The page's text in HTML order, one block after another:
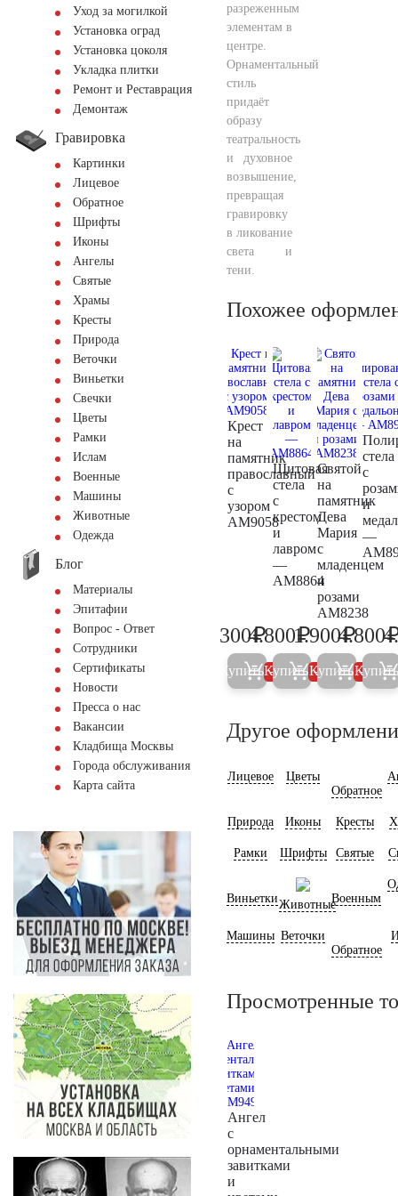
Уход за могилкой
Установка оград
Установка цоколя
Укладка плитки
Ремонт и Реставрация
Демонтаж
Гравировка
Картинки
Лицевое
Обратное
Шрифты
Иконы
Ангелы
Святые
Храмы
Кресты
Природа
Веточки
Виньетки
Свечки
Цветы
Рамки
Ислам
Военные
Машины
Животные
Одежда
Блог
Материалы
Эпитафии
Вопрос - Ответ
Сотрудники
Сертификаты
Новости
Пресса о нас
Вакансии
Кладбища Москвы
Города обслуживания
Карта сайта
разреженным
элементам в
центре.
Орнаментальный
стиль
придаёт
образу
театральность
и духовное
возвышение,
превращая
гравировку
в ликование
света и
тени.
Похожее
Крест
на
памятник
православный
с
узором
AM9058
300
300₽
Купить 5%
Щитовая
стела
с
крестом
и
лавром
—
AM8864
5.000
4.800₽
Купить 5%
Святой
на
памятник
Дева
Мария
с
младенцем
и
розами
AM8238
2.000
1.900₽
Купить 5%
стела
с
и
—
4.800
Купить
Другое
Лицевое
Цветы
Обратное
Природа Иконы Кресты
Рамки Шрифты Святые
ВиньеткиЖивотныеВоенным
Машины Веточки
Обратное
Просмотренные
Ангел
с
орнаментальными
завитками
и